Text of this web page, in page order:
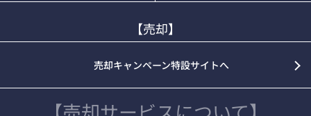
【売却】
売却キャンペーン特設サイトへ